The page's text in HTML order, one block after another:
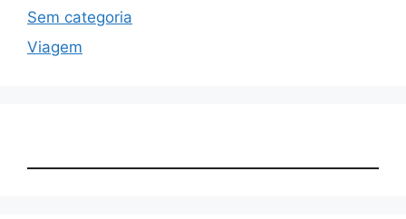
Sem categoria
Viagem